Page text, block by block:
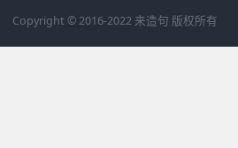
Copyright © 2016-2022 来造句 版权所有